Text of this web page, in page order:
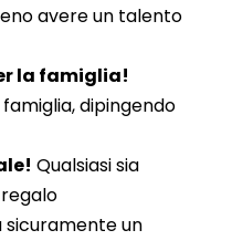
avere un talento
la famiglia!
dipingendo
Qualsiasi sia
sicuramente un